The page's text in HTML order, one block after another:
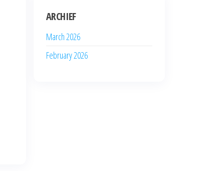
ARCHIEF
March 2026
February 2026